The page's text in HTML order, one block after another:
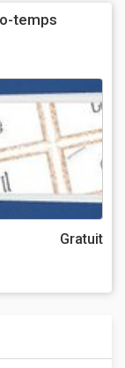
temps
Gratuit